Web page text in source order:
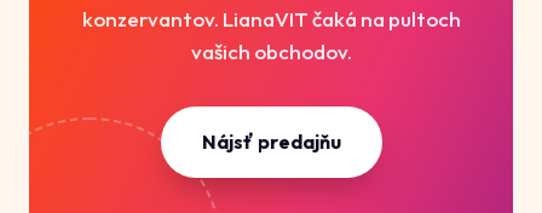
konzervantov. LianaVIT čaká na pultoch
vašich obchodov.
Nájsť predajňu